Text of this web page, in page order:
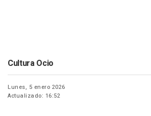
Cultura Ocio
Lunes, 5 enero 2026
Actualizado: 16:52